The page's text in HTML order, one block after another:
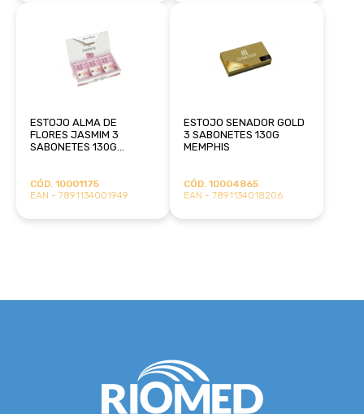
ESTOJO ALMA DE
FLORES JASMIM 3
SABONETES 130G
CÓD. 10001175
EAN - 7891134001949
ESTOJO SENADOR GOLD
3 SABONETES 130G
MEMPHIS
CÓD. 10004865
EAN - 7891134018206